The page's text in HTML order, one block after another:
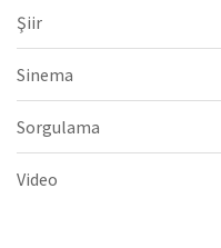
Şiir
Sinema
Sorgulama
Video